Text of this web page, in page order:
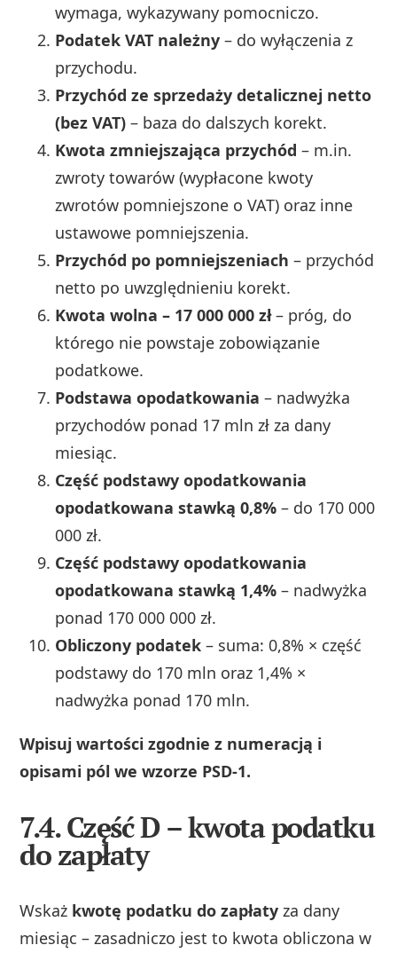
wymaga, wykazywany pomocniczo.
Podatek VAT należny – do wyłączenia z
przychodu.
Przychód ze sprzedaży detalicznej netto
(bez VAT) – baza do dalszych korekt.
Kwota zmniejszająca przychód – m.in.
zwroty towarów (wypłacone kwoty
zwrotów pomniejszone o VAT) oraz inne
ustawowe pomniejszenia.
Przychód po pomniejszeniach – przychód
netto po uwzględnieniu korekt.
Kwota wolna – 17 000 000 zł– próg, do
którego nie powstaje zobowiązanie
podatkowe.
Podstawa opodatkowania – nadwyżka
przychodów ponad 17 mln zł za dany
miesiąc.
Część podstawy opodatkowania
opodatkowana stawką 0,8% – do 170 000
000 zł.
Część podstawy opodatkowania
opodatkowana stawką 1,4% – nadwyżka
ponad 170 000 000 zł.
Obliczony podatek – suma: 0,8% × część
podstawy do 170 mln oraz 1,4% ×
nadwyżka ponad 170 mln.
Wpisuj wartości zgodnie z numeracją i
opisami pól we wzorze PSD‑1.
7.4. Część D – kwota podatku
do zapłaty
Wskaż kwotę podatku do zapłaty za dany
miesiąc – zasadniczo jest to kwota obliczona w